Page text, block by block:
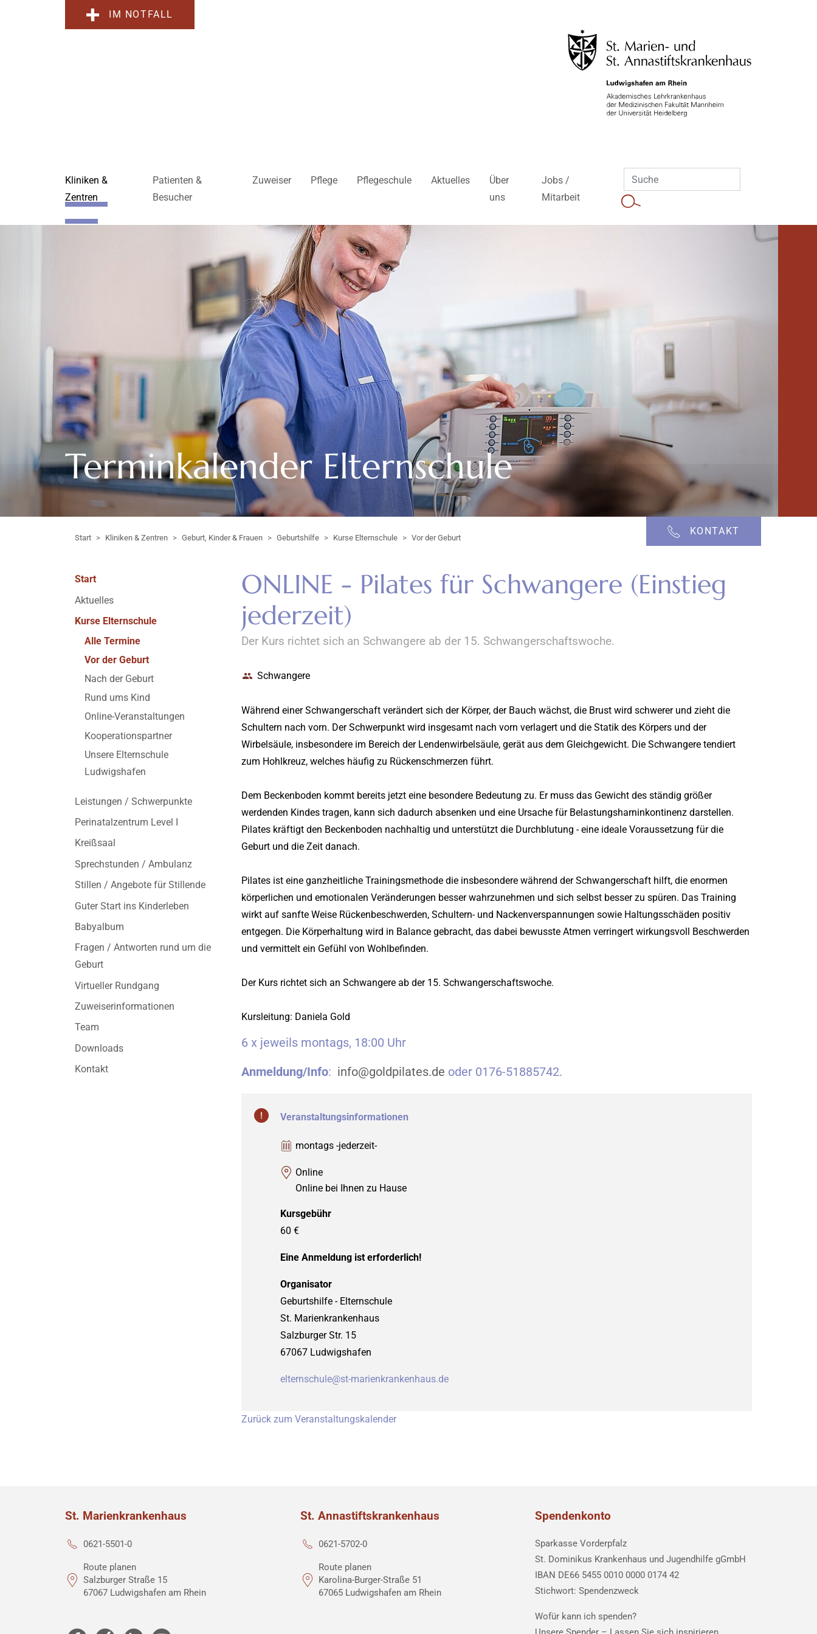
IM NOTFALL
Kliniken &
Zentren
Patienten &
Besucher
Zuweiser Pflege Pflegeschule Aktuelles
Über
uns
Jobs /
Mitarbeit
Terminkalender Elternschule
KONTAKT
Start Kliniken & Zentren Geburt, Kinder & Frauen Geburtshilfe Kurse Elternschule Vor der Geburt
Start
Aktuelles
Kurse Elternschule
Alle Termine
Vor der Geburt
Nach der Geburt
Rund ums Kind
Online-Veranstaltungen
Kooperationspartner
Unsere Elternschule
Ludwigshafen
Leistungen / Schwerpunkte
Perinatalzentrum Level I
Kreißsaal
Sprechstunden / Ambulanz
Stillen / Angebote für Stillende
Guter Start ins Kinderleben
Babyalbum
Fragen / Antworten rund um die
Geburt
Virtueller Rundgang
Zuweiserinformationen
Team
Downloads
Kontakt
ONLINE - Pilates für Schwangere (Einstieg
jederzeit)
Der Kurs richtet sich an Schwangere ab der 15. Schwangerschaftswoche.
Schwangere
Während einer Schwangerschaft verändert sich der Körper, der Bauch wächst, die Brust wird schwerer und zieht die
Schultern nach vorn. Der Schwerpunkt wird insgesamt nach vorn verlagert und die Statik des Körpers und der
Wirbelsäule, insbesondere im Bereich der Lendenwirbelsäule, gerät aus dem Gleichgewicht. Die Schwangere tendiert
zum Hohlkreuz, welches häufig zu Rückenschmerzen führt.
Dem Beckenboden kommt bereits jetzt eine besondere Bedeutung zu. Er muss das Gewicht des ständig größer
werdenden Kindes tragen, kann sich dadurch absenken und eine Ursache für Belastungsharninkontinenz darstellen.
Pilates kräftigt den Beckenboden nachhaltig und unterstützt die Durchblutung - eine ideale Voraussetzung für die
Geburt und die Zeit danach.
Pilates ist eine ganzheitliche Trainingsmethode die insbesondere während der Schwangerschaft hilft, die enormen
körperlichen und emotionalen Veränderungen besser wahrzunehmen und sich selbst besser zu spüren. Das Training
wirkt auf sanfte Weise Rückenbeschwerden, Schultern- und Nackenverspannungen sowie Haltungsschäden positiv
entgegen. Die Körperhaltung wird in Balance gebracht, das dabei bewusste Atmen verringert wirkungsvoll Beschwerden
und vermittelt ein Gefühl von Wohlbefinden.
Der Kurs richtet sich an Schwangere ab der 15. Schwangerschaftswoche.
Kursleitung: Daniela Gold
6 x jeweils montags, 18:00 Uhr
Anmeldung/Info: info@goldpilates.de oder 0176-51885742.
Veranstaltungsinformationen
montags -jederzeit-
Online
Online bei Ihnen zu Hause
Kursgebühr
60 €
Eine Anmeldung ist erforderlich!
Organisator
Geburtshilfe - Elternschule
St. Marienkrankenhaus
Salzburger Str. 15
67067 Ludwigshafen
elternschule@st-marienkrankenhaus.de
Zurück zum Veranstaltungskalender
St. Marienkrankenhaus
0621-5501-0
Route planen
Salzburger Straße 15
67067 Ludwigshafen am Rhein
St. Annastiftskrankenhaus
0621-5702-0
Route planen
Karolina-Burger-Straße 51
67065 Ludwigshafen am Rhein
Spendenkonto
Sparkasse Vorderpfalz
St. Dominikus Krankenhaus und Jugendhilfe gGmbH
IBAN DE66 5455 0010 0000 0174 42
Stichwort: Spendenzweck
Wofür kann ich spenden?